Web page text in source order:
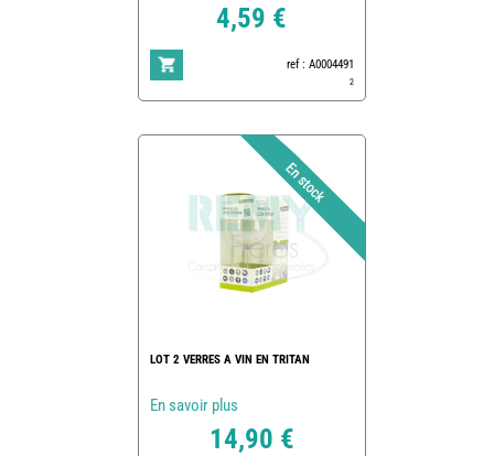
4,59 €
ref : A0004491
2
LOT 2 VERRES A VIN EN TRITAN
En savoir plus
14,90 €